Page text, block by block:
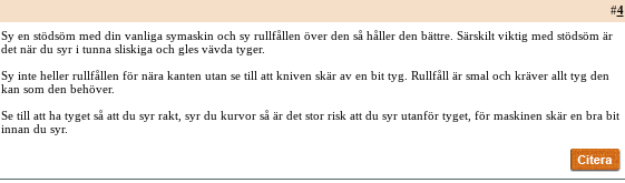
#4
Sy en stödsöm med din vanliga symaskin och sy rullfållen över den så håller den bättre. Särskilt viktig med stödsöm är
det när du syr i tunna sliskiga och gles vävda tyger.
Sy inte heller rullfållen för nära kanten utan se till att kniven skär av en bit tyg. Rullfåll är smal och kräver allt tyg den
kan som den behöver.
Se till att ha tyget så att du syr rakt, syr du kurvor så är det stor risk att du syr utanför tyget, för maskinen skär en bra bit
innan du syr.